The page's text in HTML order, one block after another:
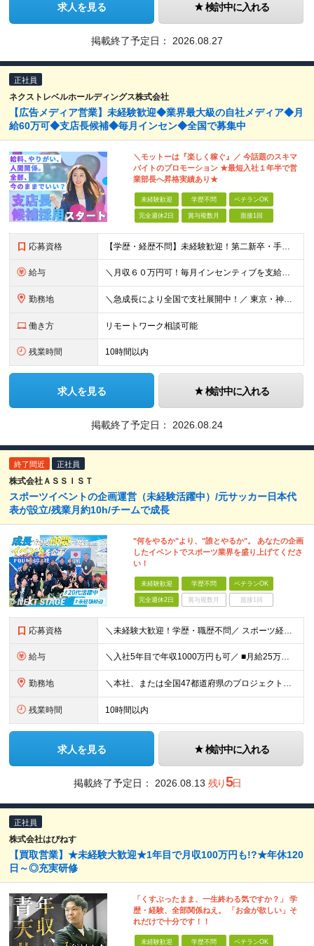
求人を見る 検討中に入れる
掲載終了予定日： 2026.08.27
正社員
ネクストレベルホールディングス株式会社
【広告メディア営業】未経験歓迎◆業界最大級の自社メディア◆月
給60万可◆支店長候補◆毎月インセン◆全国で募集中
＼モットーは『楽しく稼ぐ』／ 今話題のスキマ
バイトのプロモーション ★最短⼊社１年半で営
業部⻑へ昇格実績あり★
未経験歓迎 学歴不問 ベテランOK
完全週休2日 賞与複数月 面接1回
応募資格 【学歴・経歴不問】未経験歓迎！第⼆新卒・⼿に職をつけたい・新たな挑戦者⼤歓迎！⼈柄・意欲重視の採⽤♪ ＼これまでの経験・スキルは⼀切不問／ 新たな⼀歩を全⼒で応援します！ ★経歴・学歴不問 ★未経
給与 ＼⽉収６０万円可！毎⽉インセンティブを⽀給／ ⽉給３０万円〜+ダブルインセンティブ（個⼈+⽀店達成率に応じて） ※営業⼿当含む ▼下記固定残業代を含みます ・関東圏：5万8000円〜（⽉36h分）＋
勤務地 ＼急成⻑により全国で⽀社展開中！／ 東京・神奈川・埼⽟・千葉・⼤阪・名古屋・神⼾・新潟・⾦沢・京都・広島・福岡などで募集中！ ★東京、⼤阪、名古屋、福岡は急募のため、特に選考優遇します★ ◎勤務地は
働き方 リモートワーク相談可能
残業時間 10時間以内
求人を見る 検討中に入れる
掲載終了予定日： 2026.08.24
終了間近 正社員
株式会社ＡＳＳＩＳＴ
スポーツイベントの企画運営（未経験活躍中）/元サッカー日本代
表が設立/残業月約10h/チームで成長
"何をやるか"より、"誰とやるか"。 あなたの企画
したイベントでスポーツ業界を盛り上げてくださ
い！
未経験歓迎 学歴不問 ベテランOK
完全週休2日 賞与複数月 面接1回
応募資格 ＼未経験大歓迎！学歴・職歴不問／ スポーツ経験も不問！人柄重視の採用で「やってみたい」を全力応援！ ■意欲・人柄重視の採用です！ □スポーツ経験も問いません♪ ■入社時に必要なスキル・経験は一切あ
給与 ＼入社5年目で年収1000万円も可／ ■月給25万円～70万円＋賞与＋残業代全額支給 ※経験・能力などを考慮の上、決定いたします。 ※残業代は別途全額支給いたします。 ※試用期間は6ヶ月です。その間
勤務地 ＼本社、または全国47都道府県のプロジェクト先／ ◎希望に合わせた勤務地でご活躍いただけます！ ◎引っ越しを伴う転勤はございません。 【本社】 東京都中央区銀座1-7-16 コミット銀座ビル4F
残業時間 10時間以内
求人を見る 検討中に入れる
掲載終了予定日： 2026.08.13 残り5日
正社員
株式会社はぴねす
【買取営業】★未経験大歓迎★1年目で月収100万円も!?★年休120
日～◎充実研修
「くすぶったまま、一生終わる気ですか？」 学
歴・経験、全部関係ねえ。 「お金が欲しい」そ
れだけで十分です！！
未経験歓迎 学歴不問 ベテランOK